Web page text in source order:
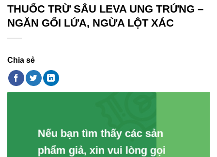
THUỐC TRỪ SÂU LEVA UNG TRỨNG –
NGĂN GỐI LỨA, NGỪA LỘT XÁC
Chia sẻ
Nếu bạn tìm thấy các sản
phẩm giả, xin vui lòng gọi